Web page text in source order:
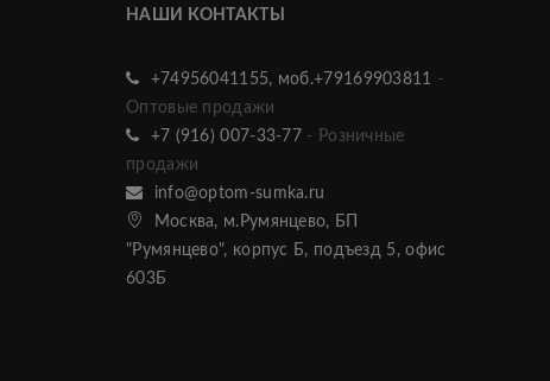
НАШИ КОНТАКТЫ
+74956041155, моб.+79169903811
-
Оптовые продажи
+7 (916) 007-33-77 - Розничные
продажи
info@optom-sumka.ru
Москва, м.Румянцево, БП
"Румянцево", корпус Б, подъезд 5, офис
603Б